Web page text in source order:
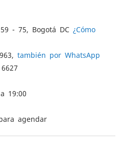
- 75, Bogotá DC ¿Cómo
también por WhatsApp
19:00
agendar